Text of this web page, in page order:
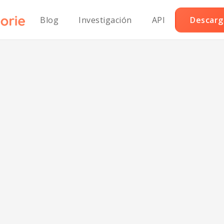
Blog Investigación API